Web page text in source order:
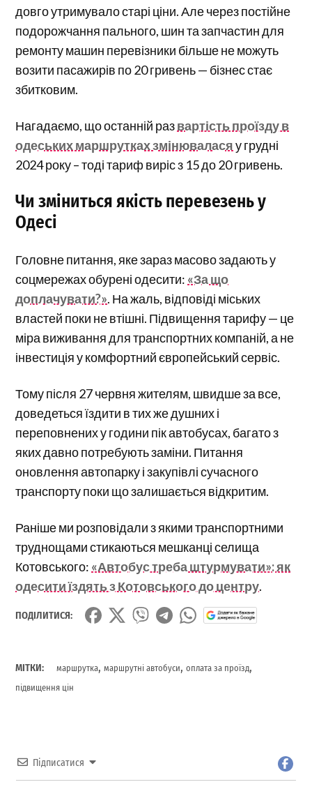
довго утримувало старі ціни. Але через постійне
подорожчання пального, шин та запчастин для
ремонту машин перевізники більше не можуть
возити пасажирів по 20 гривень — бізнес стає
збитковим.
Нагадаємо, що останній развартість проїзду в
одеських маршрутках змінюваласяу грудні
2024 року – тоді тариф виріс з 15 до 20 гривень.
Чи зміниться якість перевезень у
Одесі
Головне питання, яке зараз масово задають у
соцмережах обурені одесити: «За що
доплачувати?». На жаль, відповіді міських
властей поки не втішні. Підвищення тарифу — це
міра виживання для транспортних компаній, а не
інвестиція у комфортний європейський сервіс.
Тому після 27 червня жителям, швидше за все,
доведеться їздити в тих же душних і
переповнених у години пік автобусах, багато з
яких давно потребують заміни. Питання
оновлення автопарку і закупівлі сучасного
транспорту поки що залишається відкритим.
Раніше ми розповідали з якими транспортними
труднощами стикаються мешканці селища
Котовського: «Автобус треба штурмувати»: як
одесити їздять з Котовського до центру.
ПОДІЛИТИСЯ:
МІТКИ: маршрутка,маршрутні автобуси,оплата за проїзд,
підвищення цін
Підписатися